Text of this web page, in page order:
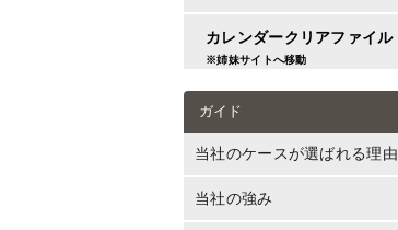
カレンダークリアファイル
※姉妹サイトへ移動
ガイド
当社のケースが選ばれる理由
当社の強み